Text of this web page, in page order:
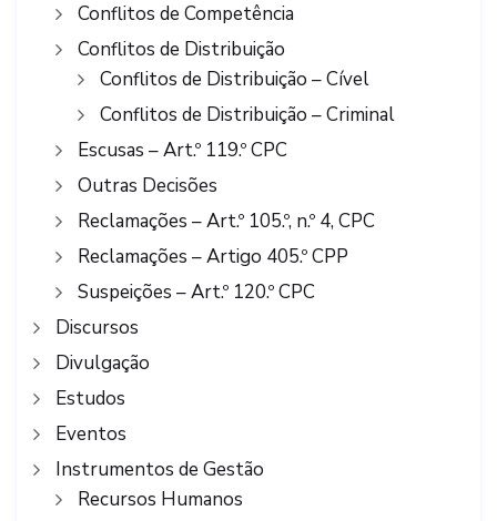
Conflitos de Competência
Conflitos de Distribuição
Conflitos de Distribuição – Cível
Conflitos de Distribuição – Criminal
Escusas – Art.º 119.º CPC
Outras Decisões
Reclamações – Art.º 105.º, n.º 4, CPC
Reclamações – Artigo 405.º CPP
Suspeições – Art.º 120.º CPC
Discursos
Divulgação
Estudos
Eventos
Instrumentos de Gestão
Recursos Humanos